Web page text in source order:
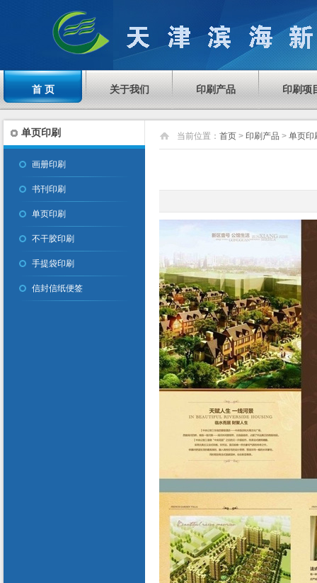
首 页 关于我们 印刷产品 印刷项
单页印刷
画册印刷
书刊印刷
单页印刷
不干胶印刷
手提袋印刷
信封信纸便签
当前位置： 首页 > 印刷产品 > 单页印